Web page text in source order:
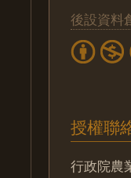
後設資料
授權聯
行政院農